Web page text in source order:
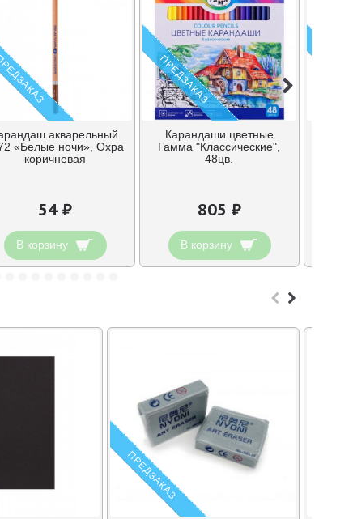
акварельный
«Белые ночи», Охра
коричневая
54 ₽
В корзину
ПРЕДЗАКАЗ
Карандаши цветные
Гамма "Классические",
48цв.
805 ₽
В корзину
ПРЕДЗАКАЗ